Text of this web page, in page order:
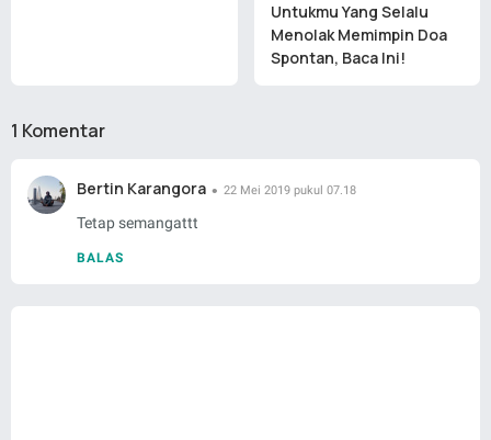
Untukmu Yang Selalu
Menolak Memimpin Doa
Spontan, Baca Ini!
1 Komentar
Bertin Karangora 22 Mei 2019 pukul 07.18
Tetap semangattt
BALAS